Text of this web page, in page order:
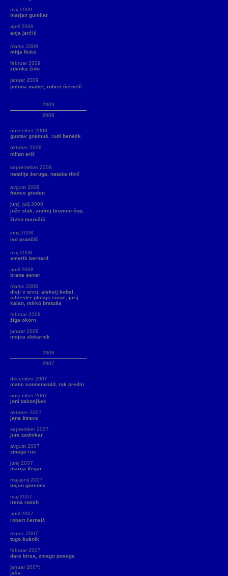
maj 2009
marjan gumilar
april 2009
anja jerčič
marec 2009
mitja ficko
februar 2009
zdenka žido
januar 2009
polona maher, robert černelč
2009
2008
november 2008
gustav gnamuš, rudi benétik
oktober 2008
milan erič
septemeber 2008
natalija šeruga, nataša ribič
avgust 2008
france gruden
junij, julij 2008
jože slak, andrej brumen čop,
živko marušič
junij 2008
ivo prančič
maj 2008
emerik bernard
april 2008
brane sever
marec 2008
divji v srcu: aleksij kobal,
silvester plotajs sicoe, jurij
kalan, mirko bratuša
februar 2008
žiga okorn
januar 2008
mojca zlokarnik
2008
2007
december 2007
matic sonnenwald, rok predin
november 2007
joni zakonjšek
oktober 2007
jane štravs
september 2007
jure zadnikar
avgust 2007
zmago rus
junij 2007
marija flegar
maj-junij 2007
bojan gorenec
maj 2007
irena romih
april 2007
robert černelč
marec 2007
tugo šušnik
februar 2007
dare birsa, zmago posega
januar 2007:
jaša